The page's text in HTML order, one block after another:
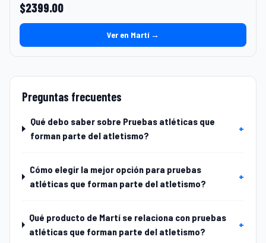
$2399.00
Ver en Martí →
Preguntas frecuentes
Qué debo saber sobre Pruebas atléticas que
forman parte del atletismo?
+
Cómo elegir la mejor opción para pruebas
atléticas que forman parte del atletismo?
+
Qué producto de Martí se relaciona con pruebas
atléticas que forman parte del atletismo?
+